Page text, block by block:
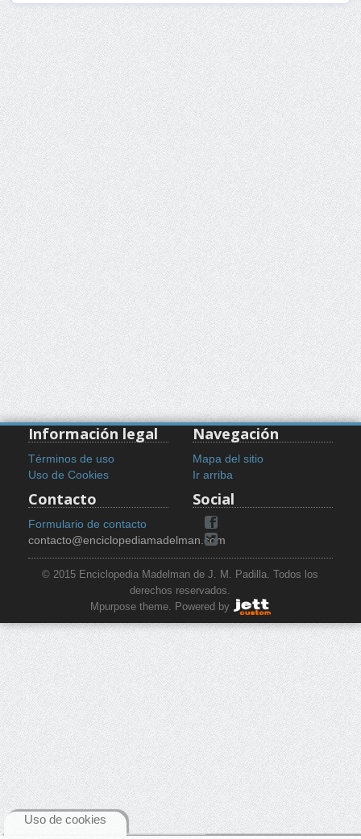
Uso de cookies
Información legal
Términos de uso
Uso de Cookies
Navegación
Mapa del sitio
Ir arriba
Contacto
Formulario de contacto
contacto@enciclopediamadelman.com
Social
© 2015 Enciclopedia Madelman de J. M. Padilla. Todos los
derechos reservados.
Mpurpose theme. Powered by